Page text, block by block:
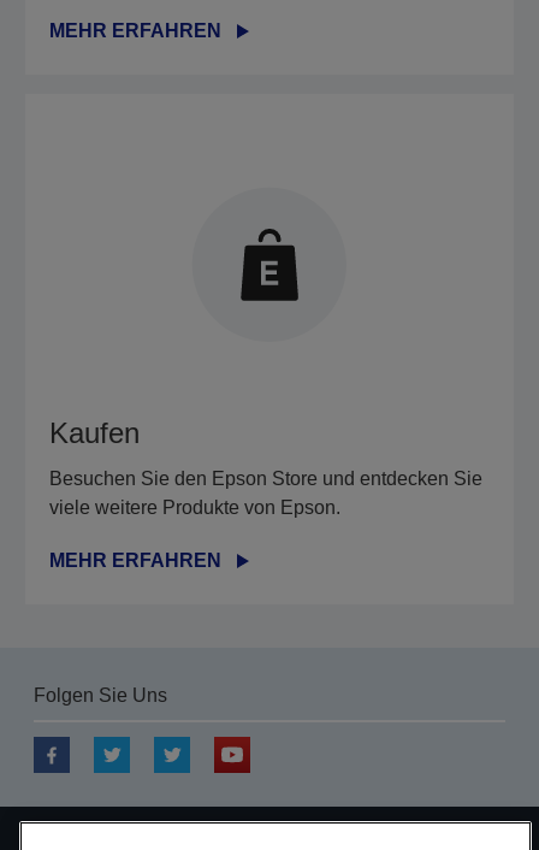
MEHR ERFAHREN
Kaufen
Besuchen Sie den Epson Store und entdecken Sie
viele weitere Produkte von Epson.
MEHR ERFAHREN
Folgen Sie Uns